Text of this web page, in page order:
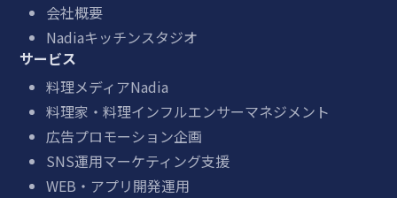
会社概要
Nadiaキッチンスタジオ
サービス
料理メディアNadia
料理家・料理インフルエンサーマネジメント
広告プロモーション企画
SNS運用マーケティング支援
WEB・アプリ開発運用